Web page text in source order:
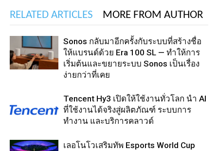
RELATED ARTICLES MORE FROM AUTHOR
Sonos กลับมาอีกครั้งกับระบบที่สร้างชื่อ
ให้แบรนด์ด้วย Era 100 SL — ทำให้การ
เริ่มต้นและขยายระบบ Sonos เป็นเรื่อง
ง่ายกว่าที่เคย
Tencent Hy3 เปิดให้ใช้งานทั่วโลก นำ AI
ที่ใช้งานได้จริงสู่ผลิตภัณฑ์ ระบบการ
ทำงาน และบริการคลาวด์
เลอโนโวเสริมทัพ Esports World Cup